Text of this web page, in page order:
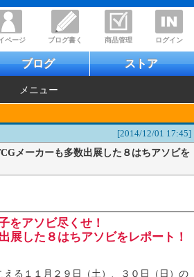
ページ ブログ書く 商品管理 ログイン
ブログ ストア
メニュー
[2014/12/01 17:45]
メーカーも多数出展した８はちアソビを
をアソビ尽くせ！
展した８はちアソビをレポート！
る１１月２９日（土）、３０日（日）の